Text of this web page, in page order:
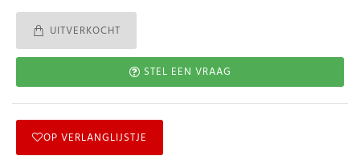
UITVERKOCHT
STEL EEN VRAAG
OP VERLANGLIJSTJE